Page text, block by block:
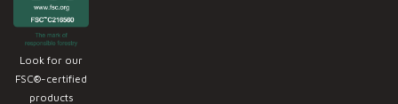
Look for our
FSC®-certified
products